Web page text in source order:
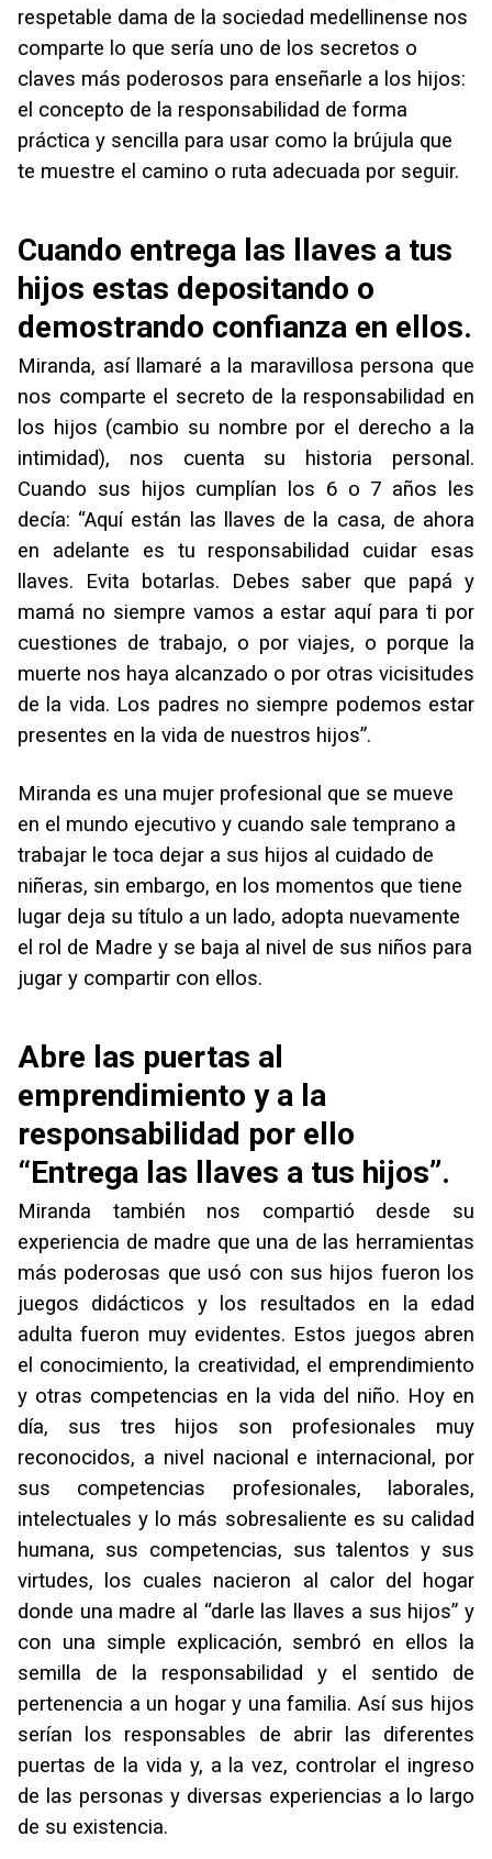
respetable dama de la sociedad medellinense nos
comparte lo que sería uno de los secretos o
claves más poderosos para enseñarle a los hijos:
el concepto de la responsabilidad de forma
práctica y sencilla para usar como la brújula que
te muestre el camino o ruta adecuada por seguir.
Cuando entrega las llaves a tus
hijos estas depositando o
demostrando confianza en ellos.
Miranda, así llamaré a la maravillosa persona que
nos comparte el secreto de la responsabilidad en
los hijos (cambio su nombre por el derecho a la
intimidad), nos cuenta su historia personal.
Cuando sus hijos cumplían los 6 o 7 años les
decía: “Aquí están las llaves de la casa, de ahora
en adelante es tu responsabilidad cuidar esas
llaves. Evita botarlas. Debes saber que papá y
mamá no siempre vamos a estar aquí para ti por
cuestiones de trabajo, o por viajes, o porque la
muerte nos haya alcanzado o por otras vicisitudes
de la vida. Los padres no siempre podemos estar
presentes en la vida de nuestros hijos”.
Miranda es una mujer profesional que se mueve
en el mundo ejecutivo y cuando sale temprano a
trabajar le toca dejar a sus hijos al cuidado de
niñeras, sin embargo, en los momentos que tiene
lugar deja su título a un lado, adopta nuevamente
el rol de Madre y se baja al nivel de sus niños para
jugar y compartir con ellos.
Abre las puertas al
emprendimiento y a la
responsabilidad por ello
“Entrega las llaves a tus hijos”.
Miranda también nos compartió desde su
experiencia de madre que una de las herramientas
más poderosas que usó con sus hijos fueron los
juegos didácticos y los resultados en la edad
adulta fueron muy evidentes. Estos juegos abren
el conocimiento, la creatividad, el emprendimiento
y otras competencias en la vida del niño. Hoy en
día, sus tres hijos son profesionales muy
reconocidos, a nivel nacional e internacional, por
sus competencias profesionales, laborales,
intelectuales y lo más sobresaliente es su calidad
humana, sus competencias, sus talentos y sus
virtudes, los cuales nacieron al calor del hogar
donde una madre al “darle las llaves a sus hijos” y
con una simple explicación, sembró en ellos la
semilla de la responsabilidad y el sentido de
pertenencia a un hogar y una familia. Así sus hijos
serían los responsables de abrir las diferentes
puertas de la vida y, a la vez, controlar el ingreso
de las personas y diversas experiencias a lo largo
de su existencia.